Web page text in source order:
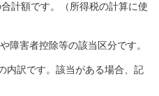
合計額です。（所得税の計算に使
障害者控除等の該当区分です。
内訳です。該当がある場合、記